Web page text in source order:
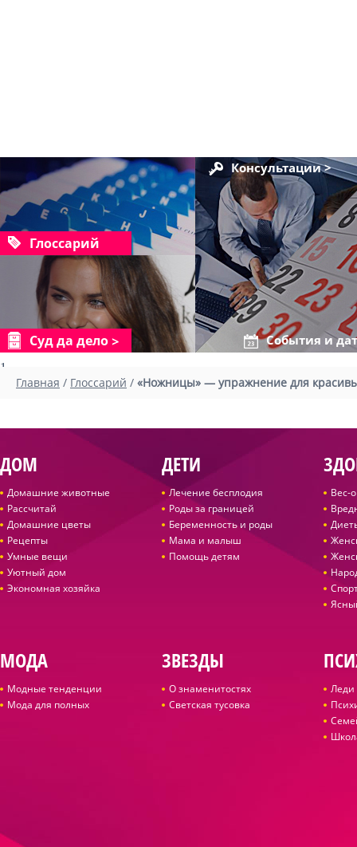
Глоссарий
Суд да дело
Консультации >
События и
1
Главная / Глоссарий / «Ножницы» — упражнение для
ДОМ
Домашние животные
Рассчитай
Домашние цветы
Рецепты
Умные вещи
Уютный дом
Экономная хозяйка
ДЕТИ
Лечение бесплодия
Роды за границей
Беременность и роды
Мама и малыш
Помощь детям
Вес-
МОДА
Модные тенденции
Мода для полных
ЗВЕЗДЫ
О знаменитостях
Светская тусовка
Леди